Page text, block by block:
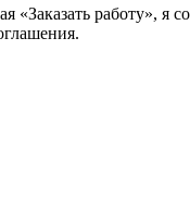
«Заказать работу»,